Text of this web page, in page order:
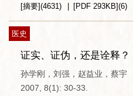
[摘要](4631) [PDF 293KB](6)
医史
证实、证伪，还是诠释？
孙学刚，刘强，赵益业，蔡宇
2007, 8(1): 30-33.